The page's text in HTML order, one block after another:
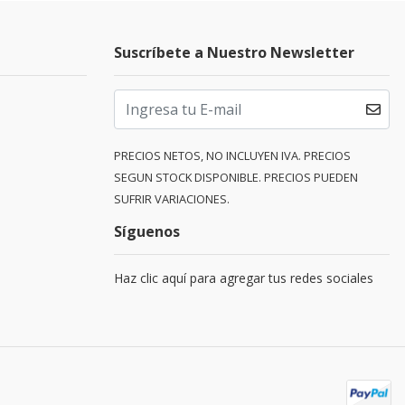
Suscríbete a Nuestro Newsletter
PRECIOS NETOS, NO INCLUYEN IVA. PRECIOS
SEGUN STOCK DISPONIBLE. PRECIOS PUEDEN
SUFRIR VARIACIONES.
Síguenos
Haz clic aquí para agregar tus redes sociales